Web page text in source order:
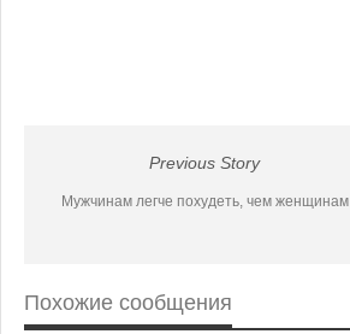
Previous Story
Мужчинам легче похудеть, чем женщинам
Похожие сообщения